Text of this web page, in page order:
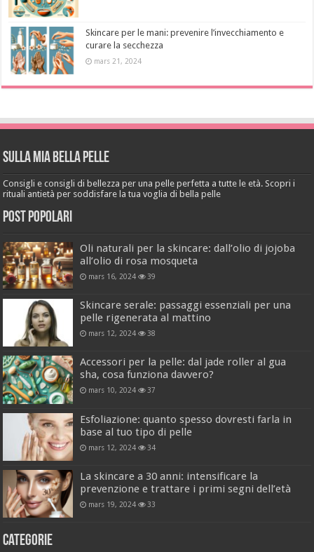
Skincare per le mani: prevenire l’invecchiamento e
curare la secchezza
mars 21, 2024
Sulla mia bella pelle
Consigli e consigli di bellezza per una pelle perfetta a tutte le età. Scopri i
rituali antietà per soddisfare la tua voglia di bella pelle
Post popolari
Oli naturali per la skincare: dall’olio di jojoba
all’olio di rosa mosqueta
mars 16, 2024 39
Skincare serale: passaggi essenziali per una
pelle rigenerata al mattino
mars 12, 2024 38
Accessori per la pelle: dal jade roller al gua
sha, cosa funziona davvero?
mars 10, 2024 37
Esfoliazione: quanto spesso dovresti farla in
base al tuo tipo di pelle
mars 12, 2024 34
La skincare a 30 anni: intensificare la
prevenzione e trattare i primi segni dell’età
mars 19, 2024 33
Categorie